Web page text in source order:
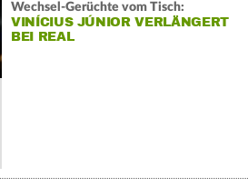
Wechsel-Gerüchte vom Tisch:
VINÍCIUS JÚNIOR VERLÄNGERT
BEI REAL